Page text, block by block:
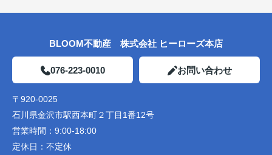
BLOOM不動産 株式会社 ヒーローズ本店
076-223-0010 お問い合わせ
〒920-0025
石川県金沢市駅西本町２丁目1番12号
営業時間： 9:00-18:00
定休日： 不定休